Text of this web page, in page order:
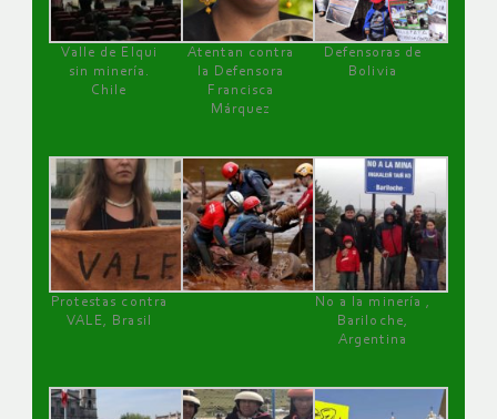
Valle de Elqui
sin minería.
Chile
Atentan contra
la Defensora
Francisca
Márquez
Defensoras de
Bolivia
Protestas contra
VALE, Brasil
No a la minería ,
Bariloche,
Argentina